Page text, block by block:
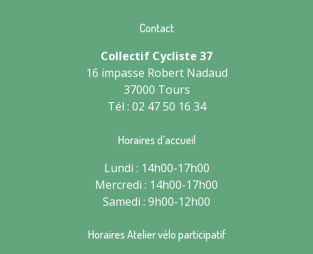
Contact
Collectif Cycliste 37
16 impasse Robert Nadaud
37000 Tours
Tél : 02 47 50 16 34
Horaires d’accueil
Lundi : 14h00-17h00
Mercredi : 14h00-17h00
Samedi : 9h00-12h00
Horaires Atelier vélo participatif